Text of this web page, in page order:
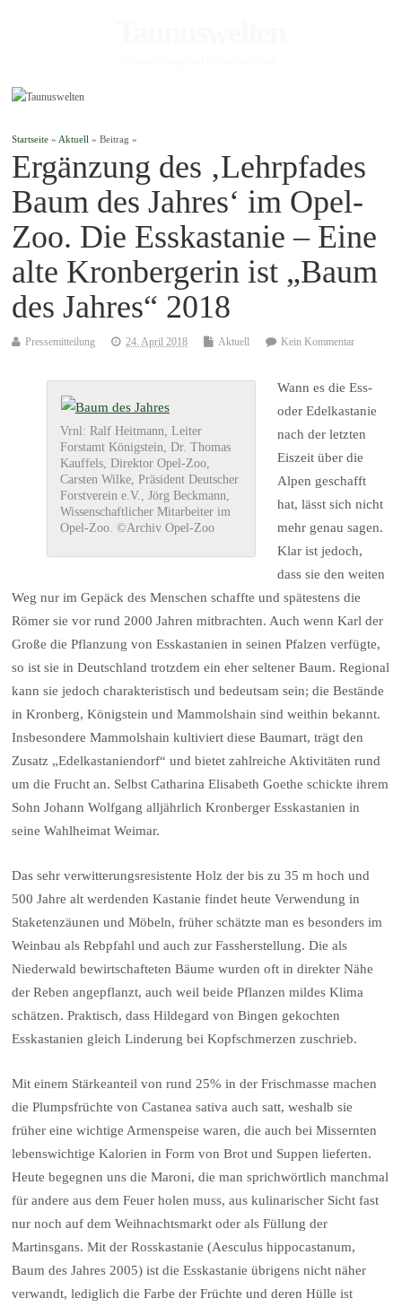
Startseite » Aktuell » Beitrag »
Ergänzung des ‚Lehrpfades
Baum des Jahres‘ im Opel-
Zoo. Die Esskastanie – Eine
alte Kronbergerin ist „Baum
des Jahres“ 2018
Pressemitteilung 24. April 2018 Aktuell Kein Kommentar
Vrnl: Ralf Heitmann, Leiter
Forstamt Königstein, Dr. Thomas
Kauffels, Direktor Opel-Zoo,
Carsten Wilke, Präsident Deutscher
Forstverein e.V., Jörg Beckmann,
Wissenschaftlicher Mitarbeiter im
Opel-Zoo. ©Archiv Opel-Zoo
Wann es die Ess-
oder Edelkastanie
nach der letzten
Eiszeit über die
Alpen geschafft
hat, lässt sich nicht
mehr genau sagen.
Klar ist jedoch,
dass sie den weiten
Weg nur im Gepäck des Menschen schaffte und spätestens die
Römer sie vor rund 2000 Jahren mitbrachten. Auch wenn Karl der
Große die Pflanzung von Esskastanien in seinen Pfalzen verfügte,
so ist sie in Deutschland trotzdem ein eher seltener Baum. Regional
kann sie jedoch charakteristisch und bedeutsam sein; die Bestände
in Kronberg, Königstein und Mammolshain sind weithin bekannt.
Insbesondere Mammolshain kultiviert diese Baumart, trägt den
Zusatz „Edelkastaniendorf“ und bietet zahlreiche Aktivitäten rund
um die Frucht an. Selbst Catharina Elisabeth Goethe schickte ihrem
Sohn Johann Wolfgang alljährlich Kronberger Esskastanien in
seine Wahlheimat Weimar.
Das sehr verwitterungsresistente Holz der bis zu 35 m hoch und
500 Jahre alt werdenden Kastanie findet heute Verwendung in
Staketenzäunen und Möbeln, früher schätzte man es besonders im
Weinbau als Rebpfahl und auch zur Fassherstellung. Die als
Niederwald bewirtschafteten Bäume wurden oft in direkter Nähe
der Reben angepflanzt, auch weil beide Pflanzen mildes Klima
schätzen. Praktisch, dass Hildegard von Bingen gekochten
Esskastanien gleich Linderung bei Kopfschmerzen zuschrieb.
Mit einem Stärkeanteil von rund 25% in der Frischmasse machen
die Plumpsfrüchte von Castanea sativa auch satt, weshalb sie
früher eine wichtige Armenspeise waren, die auch bei Missernten
lebenswichtige Kalorien in Form von Brot und Suppen lieferten.
Heute begegnen uns die Maroni, die man sprichwörtlich manchmal
für andere aus dem Feuer holen muss, aus kulinarischer Sicht fast
nur noch auf dem Weihnachtsmarkt oder als Füllung der
Martinsgans. Mit der Rosskastanie (Aesculus hippocastanum,
Baum des Jahres 2005) ist die Esskastanie übrigens nicht näher
verwandt, lediglich die Farbe der Früchte und deren Hülle ist